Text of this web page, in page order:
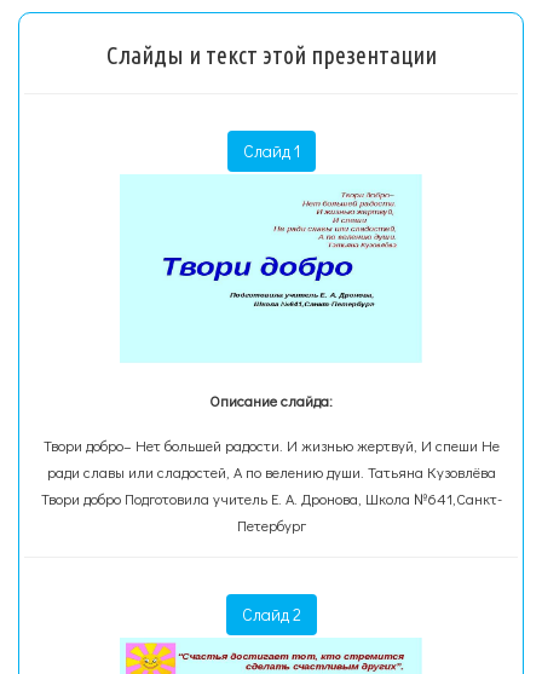
Слайды и текст этой презентации
Слайд 1
Описание слайда:
Твори добро– Нет большей радости. И жизнью жертвуй, И спеши Не
ради славы или сладостей, А по велению души. Татьяна Кузовлёва
Твори добро Подготовила учитель Е. А. Дронова, Школа №641,Санкт-
Петербург
Слайд 2